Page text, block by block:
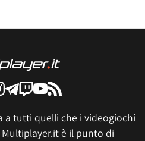
a tutti quelli che i videogiochi
è il punto di